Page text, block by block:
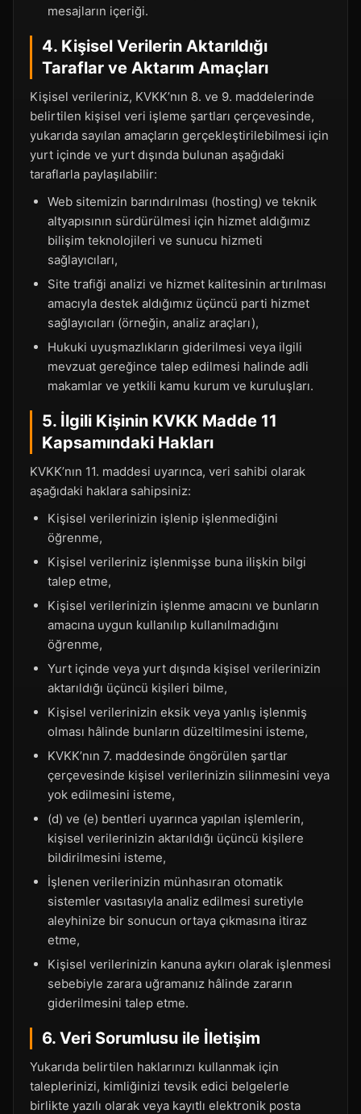
mesajların içeriği.
4. Kişisel Verilerin Aktarıldığı
Taraflar ve Aktarım Amaçları
Kişisel verileriniz, KVKK’nın 8. ve 9. maddelerinde
belirtilen kişisel veri işleme şartları çerçevesinde,
yukarıda sayılan amaçların gerçekleştirilebilmesi için
yurt içinde ve yurt dışında bulunan aşağıdaki
taraflarla paylaşılabilir:
Web sitemizin barındırılması (hosting) ve teknik
altyapısının sürdürülmesi için hizmet aldığımız
bilişim teknolojileri ve sunucu hizmeti
sağlayıcıları,
Site trafiği analizi ve hizmet kalitesinin artırılması
amacıyla destek aldığımız üçüncü parti hizmet
sağlayıcıları (örneğin, analiz araçları),
Hukuki uyuşmazlıkların giderilmesi veya ilgili
mevzuat gereğince talep edilmesi halinde adli
makamlar ve yetkili kamu kurum ve kuruluşları.
5. İlgili Kişinin KVKK Madde 11
Kapsamındaki Hakları
KVKK’nın 11. maddesi uyarınca, veri sahibi olarak
aşağıdaki haklara sahipsiniz:
Kişisel verilerinizin işlenip işlenmediğini
öğrenme,
Kişisel verileriniz işlenmişse buna ilişkin bilgi
talep etme,
Kişisel verilerinizin işlenme amacını ve bunların
amacına uygun kullanılıp kullanılmadığını
öğrenme,
Yurt içinde veya yurt dışında kişisel verilerinizin
aktarıldığı üçüncü kişileri bilme,
Kişisel verilerinizin eksik veya yanlış işlenmiş
olması hâlinde bunların düzeltilmesini isteme,
KVKK’nın 7. maddesinde öngörülen şartlar
çerçevesinde kişisel verilerinizin silinmesini veya
yok edilmesini isteme,
(d) ve (e) bentleri uyarınca yapılan işlemlerin,
kişisel verilerinizin aktarıldığı üçüncü kişilere
bildirilmesini isteme,
İşlenen verilerinizin münhasıran otomatik
sistemler vasıtasıyla analiz edilmesi suretiyle
aleyhinize bir sonucun ortaya çıkmasına itiraz
etme,
Kişisel verilerinizin kanuna aykırı olarak işlenmesi
sebebiyle zarara uğramanız hâlinde zararın
giderilmesini talep etme.
6. Veri Sorumlusu ile İletişim
Yukarıda belirtilen haklarınızı kullanmak için
taleplerinizi, kimliğinizi tevsik edici belgelerle
birlikte yazılı olarak veya kayıtlı elektronik posta